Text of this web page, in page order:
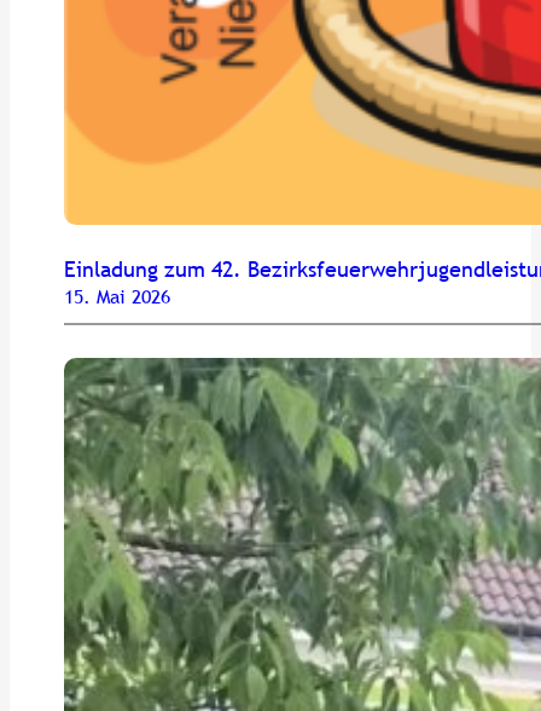
Einladung zum 42.
15. Mai 2026